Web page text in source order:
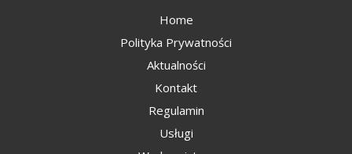
Home
Polityka Prywatności
Aktualności
Kontakt
Regulamin
Usługi